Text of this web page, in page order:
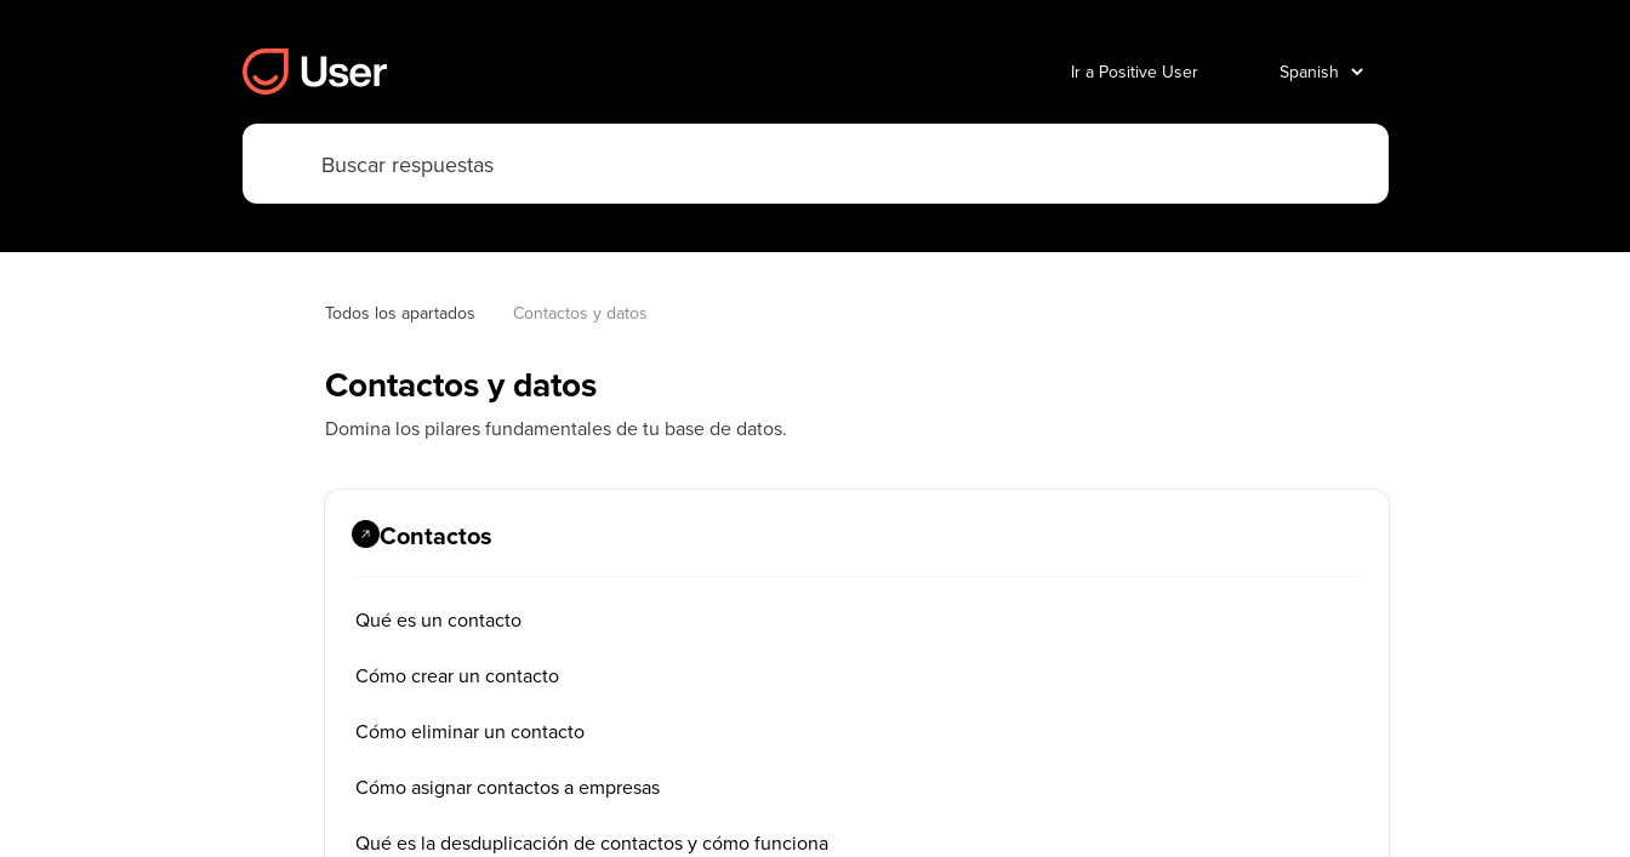
Ir a Positive User
Todos los apartados Contactos y datos
Contactos y datos
Domina los pilares fundamentales de tu base de datos.
Contactos
Qué es un contacto
Cómo crear un contacto
Cómo eliminar un contacto
Cómo asignar contactos a empresas
Qué es la desduplicación de contactos y cómo funciona